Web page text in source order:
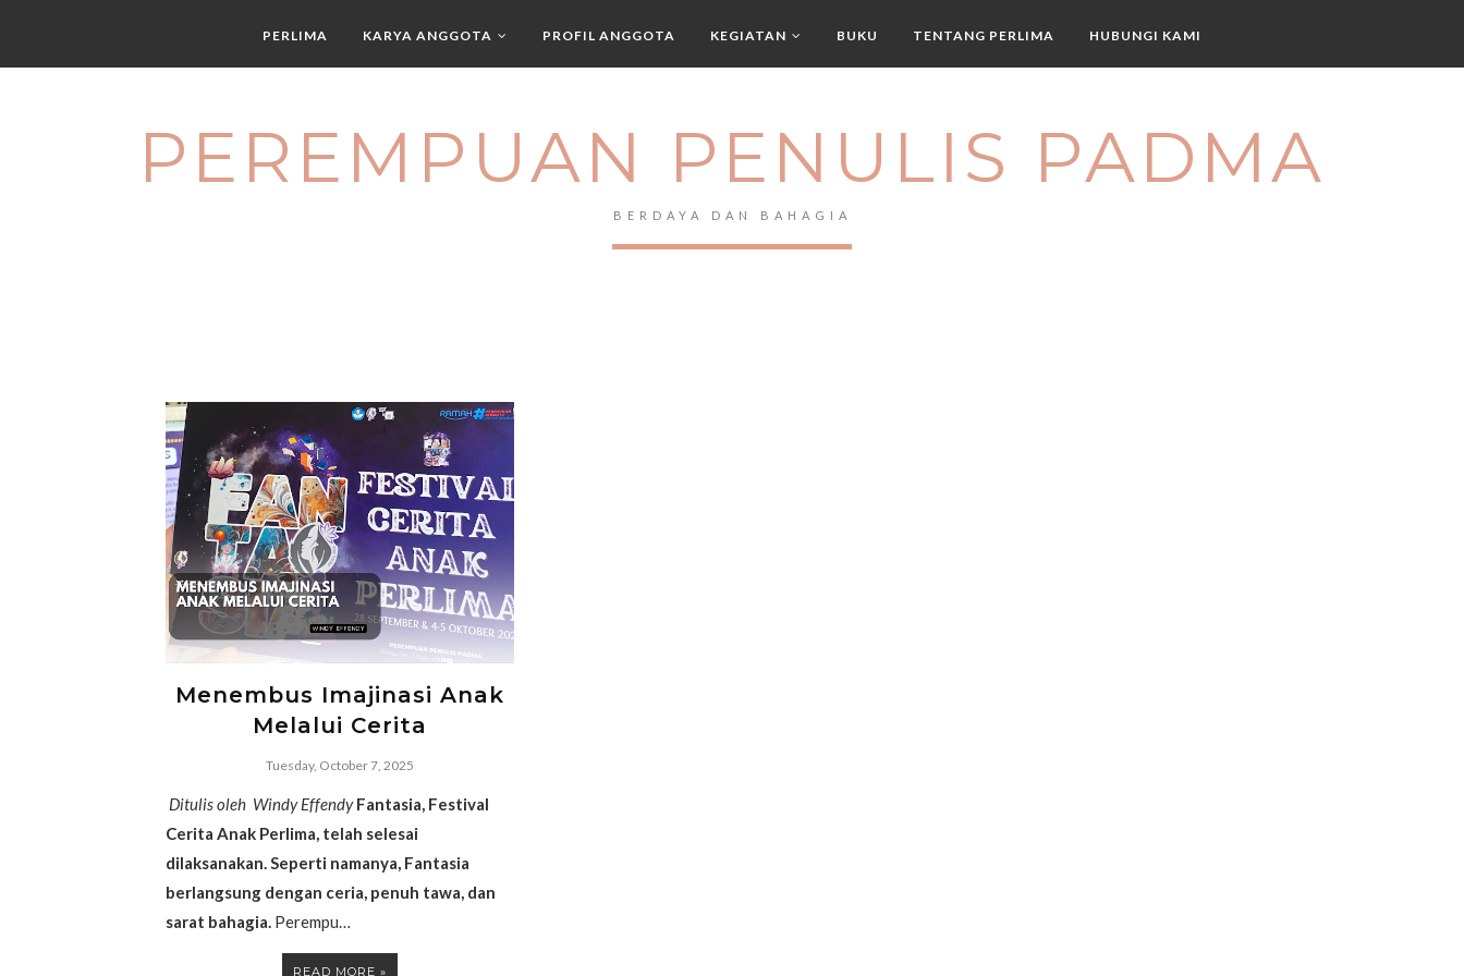
PERLIMA KARYA ANGGOTA PROFIL ANGGOTA KEGIATAN BUKU TENTANG PERLIMA HUBUNGI KAMI
PEREMPUAN PENULIS PADMA
BERDAYA DAN BAHAGIA
Menembus Imajinasi Anak
Melalui Cerita
Tuesday, October 7, 2025
Ditulis oleh Windy EffendyFantasia, Festival
Cerita Anak Perlima, telah selesai
dilaksanakan. Seperti namanya, Fantasia
berlangsung dengan ceria, penuh tawa, dan
sarat bahagia. Perempu…
READ MORE »